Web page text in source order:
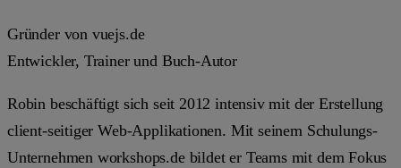
Gründer von vuejs.de
Entwickler, Trainer und Buch-Autor
Robin beschäftigt sich seit 2012 intensiv mit der Erstellung
client-seitiger Web-Applikationen. Mit seinem Schulungs-
Unternehmen workshops.de bildet er Teams mit dem Fokus